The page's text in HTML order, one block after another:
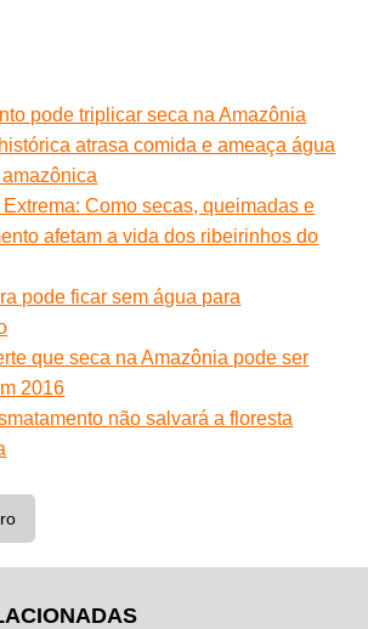
pode triplicar seca na Amazônia
atrasa comida e ameaça água
Como secas, queimadas e
afetam a vida dos ribeirinhos do
pode ficar sem água para
que seca na Amazônia pode ser
2016
não salvará a floresta